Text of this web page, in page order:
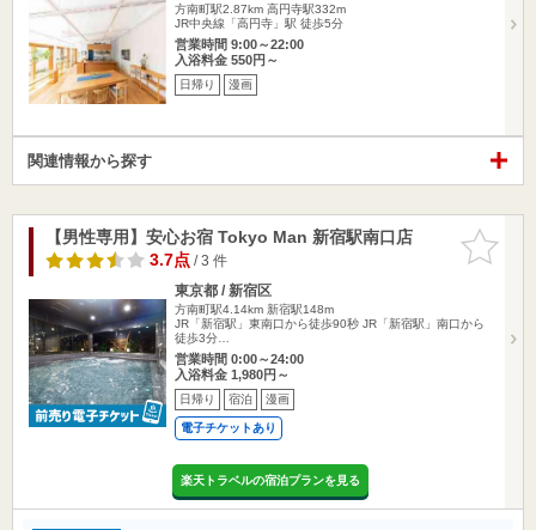
方南町駅2.87km 高円寺駅332m
JR中央線「高円寺」駅 徒歩5分
営業時間 9:00～22:00
入浴料金 550円～
日帰り 漫画
関連情報から探す
お気に入
りに追加
【男性専用】安心お宿 Tokyo Man 新宿駅南口店
3.7点/ 3 件
東京都 / 新宿区
方南町駅4.14km 新宿駅148m
JR「新宿駅」東南口から徒歩90秒 JR「新宿駅」南口から
徒歩3分…
営業時間 0:00～24:00
入浴料金 1,980円～
日帰り 宿泊 漫画
電子チケットあり
楽天トラベルの宿泊プランを見る